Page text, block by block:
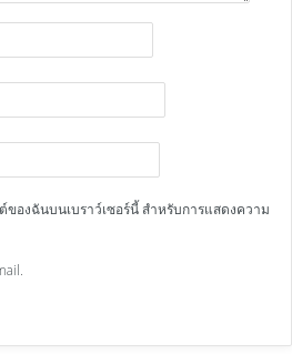
ของฉันบนเบราว์เซอร์นี้ สำหรับการแสดงความ